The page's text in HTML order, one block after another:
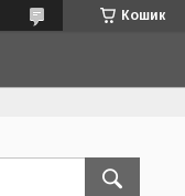
Кошик